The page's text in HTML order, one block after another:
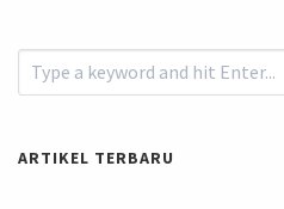
ARTIKEL TERBARU